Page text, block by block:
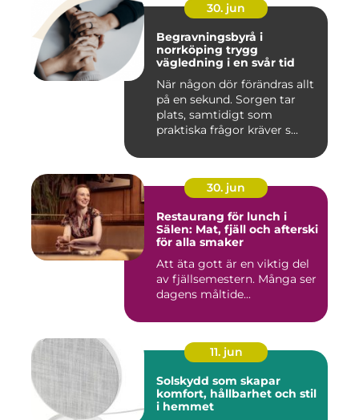
30. jun
Begravningsbyrå i
norrköping trygg
vägledning i en svår tid
När någon dör förändras allt
på en sekund. Sorgen tar
plats, samtidigt som
praktiska frågor kräver s...
30. jun
Restaurang för lunch i
Sälen: Mat, fjäll och afterski
för alla smaker
Att äta gott är en viktig del
av fjällsemestern. Många ser
dagens måltide...
11. jun
Solskydd som skapar
komfort, hållbarhet och stil
i hemmet